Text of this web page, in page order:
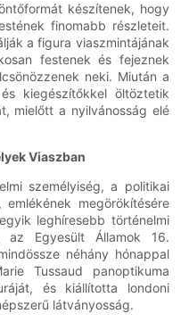
készítenek, hogy
finomabb részleteit.
a figura viaszmintájának
festenek és fejeznek
neki. Miután a
kiegészítőkkel öltöztetik
mielőtt a nyilvánosság elé
Viaszban
személyiség, a politikai
megörökítésére
leghíresebb történelmi
az Egyesült Államok 16.
néhány hónappal
Tussaud panoptikuma
és kiállította londoni
látványosság.